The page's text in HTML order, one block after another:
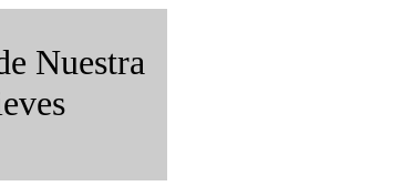
Nuestra